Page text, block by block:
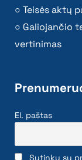
Teisės aktų
Galiojančio
vertinimas
El. paštas
Sutinku su